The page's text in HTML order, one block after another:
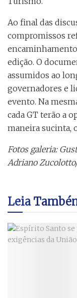
Ao final das
compromissos
edição. O
assumidos ao
governadores e
evento. Na
cada GT terão a
maneira sucinta,
Fotos galeria:
Adriano
Leia